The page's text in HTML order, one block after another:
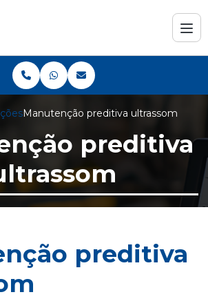
Manutenção preditiva ultrassom
preditiva
preditiva